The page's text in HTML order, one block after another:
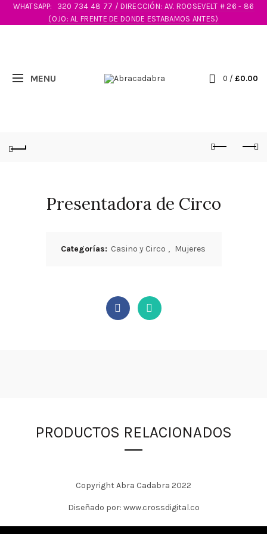
WHATSAPP:
320 734 48 77 / DIRECCIÓN: AV. ROOSEVELT # 26 - 86
(OJO: AL FRENTE DE DONDE ESTABAMOS ANTES)
0 / £0.00
Presentadora de Circo
Categorías: Casino y Circo , Mujeres
PRODUCTOS RELACIONADOS
Copyright Abra Cadabra 2022
Diseñado por: www.crossdigital.co